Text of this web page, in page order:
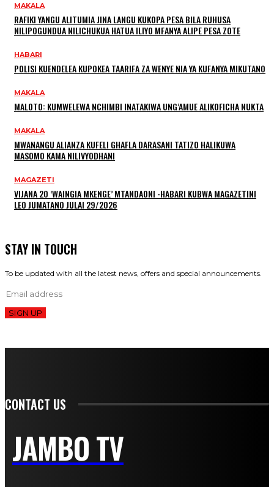
MAKALA
RAFIKI YANGU ALITUMIA JINA LANGU KUKOPA PESA BILA RUHUSA
NILIPOGUNDUA NILICHUKUA HATUA ILIYO MFANYA ALIPE PESA ZOTE
HABARI
POLISI KUENDELEA KUPOKEA TAARIFA ZA WENYE NIA YA KUFANYA MIKUTANO
MAKALA
MALOTO: KUMWELEWA NCHIMBI INATAKIWA UNG’AMUE ALIKOFICHA NUKTA
MAKALA
MWANANGU ALIANZA KUFELI GHAFLA DARASANI TATIZO HALIKUWA
MASOMO KAMA NILIVYODHANI
MAGAZETI
VIJANA 20 ‘WAINGIA MKENGE’ MTANDAONI -HABARI KUBWA MAGAZETINI
LEO JUMATANO JULAI 29/2026
STAY IN TOUCH
To be updated with all the latest news, offers and special announcements.
SIGN UP
CONTACT US
JAMBO TV